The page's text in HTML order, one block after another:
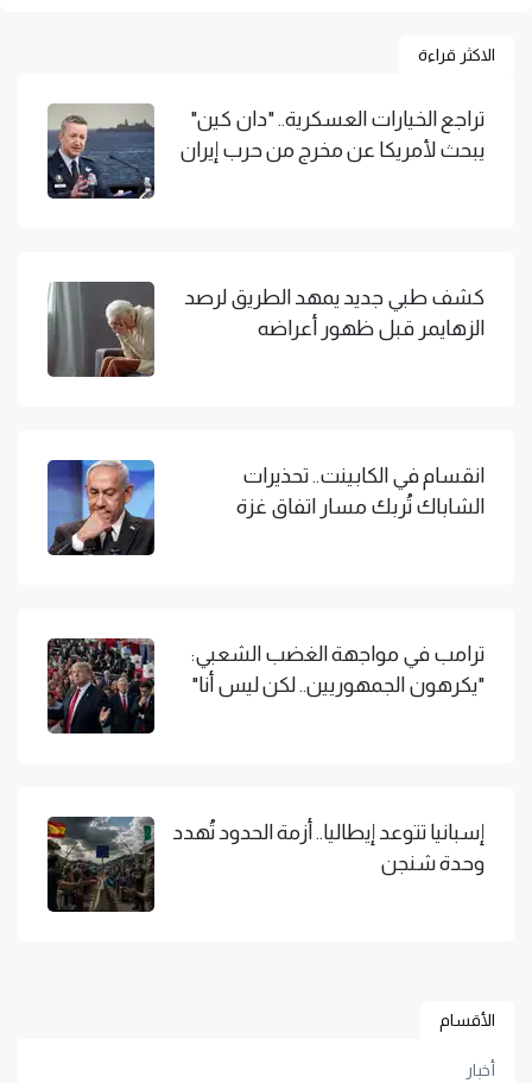
الاكثر قراءة
تراجع الخيارات العسكرية.. "دان كين"
يبحث لأمريكا عن مخرج من حرب إيران
كشف طبي جديد يمهد الطريق لرصد
الزهايمر قبل ظهور أعراضه
انقسام في الكابينت.. تحذيرات
الشاباك تُربك مسار اتفاق غزة
ترامب في مواجهة الغضب الشعبي:
"يكرهون الجمهوريين.. لكن ليس أنا"
إسبانيا تتوعد إيطاليا.. أزمة الحدود تُهدد
وحدة شنجن
الأقسام
أخبار